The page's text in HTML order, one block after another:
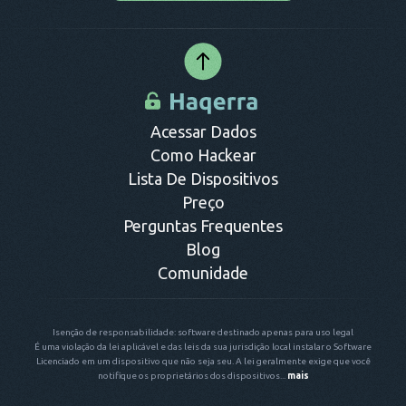
segurança ou legalidade do seu dispositivo.
Acessar Dados
Como Hackear
Lista De Dispositivos
Preço
Perguntas Frequentes
Blog
Comunidade
Isenção de responsabilidade: software destinado apenas para uso legal
É uma violação da lei aplicável e das leis da sua jurisdição local instalar o Software
Licenciado em um dispositivo que não seja seu. A lei geralmente exige que você
notifique os proprietários dos dispositivos...
mais